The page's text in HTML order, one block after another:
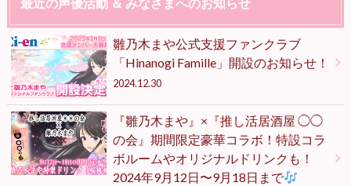
最近の声優活動 ＆ みなさまへのお知らせ
雛乃木まや公式支援ファンクラブ
「Hinanogi Famille」開設のお知らせ！
2024.12.30
『雛乃木まや』×『推し活居酒屋 ◯◯
の会』期間限定豪華コラボ！特設コラ
ボルームやオリジナルドリンクも！
2024年9月12日〜9月18日まで